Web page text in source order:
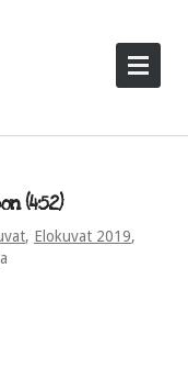
(4:52)
, Elokuvat 2019,